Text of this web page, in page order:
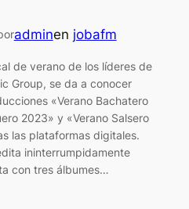
adminen jobafm
de verano de los líderes de
Group, se da a conocer
«Verano Bachatero
2023» y «Verano Salsero
las plataformas digitales.
ininterrumpidamente
con tres álbumes…